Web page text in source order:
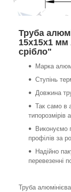
Труба
15х15х1
срібло"
Марка
Ступінь
Довжина
Так само в
типорозмірів
Виконуємо
профілів за
Надійно
перевезенні
Труба